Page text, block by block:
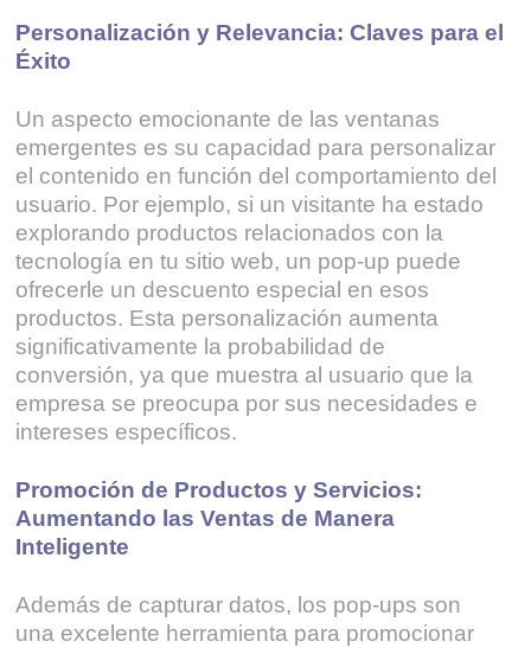
Personalización y Relevancia: Claves para el
Éxito
Un aspecto emocionante de las ventanas
emergentes es su capacidad para personalizar
el contenido en función del comportamiento del
usuario. Por ejemplo, si un visitante ha estado
explorando productos relacionados con la
tecnología en tu sitio web, un pop-up puede
ofrecerle un descuento especial en esos
productos. Esta personalización aumenta
significativamente la probabilidad de
conversión, ya que muestra al usuario que la
empresa se preocupa por sus necesidades e
intereses específicos.
Promoción de Productos y Servicios:
Aumentando las Ventas de Manera
Inteligente
Además de capturar datos, los pop-ups son
una excelente herramienta para promocionar